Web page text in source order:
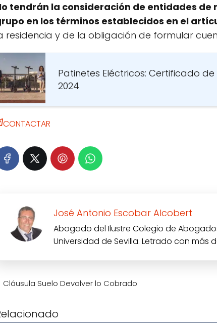
tendrán la consideración de entidades
en los términos establecidos en el
residencia y de la obligación de formular
Patinetes Eléctricos: Certificado
2024
CONTACTAR
José Antonio Escobar Alcobert
Abogado del Ilustre Colegio de
Universidad de Sevilla. Letrado con más
Cláusula Suelo Devolver lo Cobrado